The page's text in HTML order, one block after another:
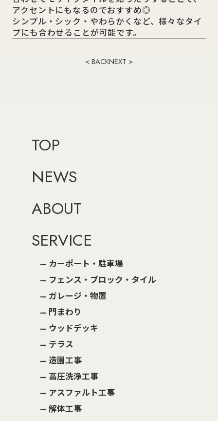
アクセントにもなるのでおすすめ◎
シンプル・シック・やわらかくなど、様々なタイ
プにも合わせることが可能です。
< BACKNEXT >
TOP
NEWS
ABOUT
SERVICE
カーポート・駐車場
フェンス・ブロック・タイル
ガレージ・物置
門まわり
ウッドデッキ
テラス
造園工事
高圧洗浄工事
アスファルト工事
解体工事